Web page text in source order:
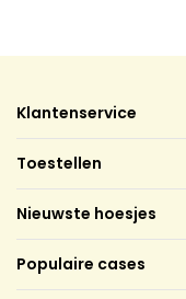
Klantenservice
Toestellen
Nieuwste hoesjes
Populaire cases